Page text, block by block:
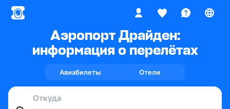
Аэропорт Драйден:
информация о перелётах
Авиабилеты Отели